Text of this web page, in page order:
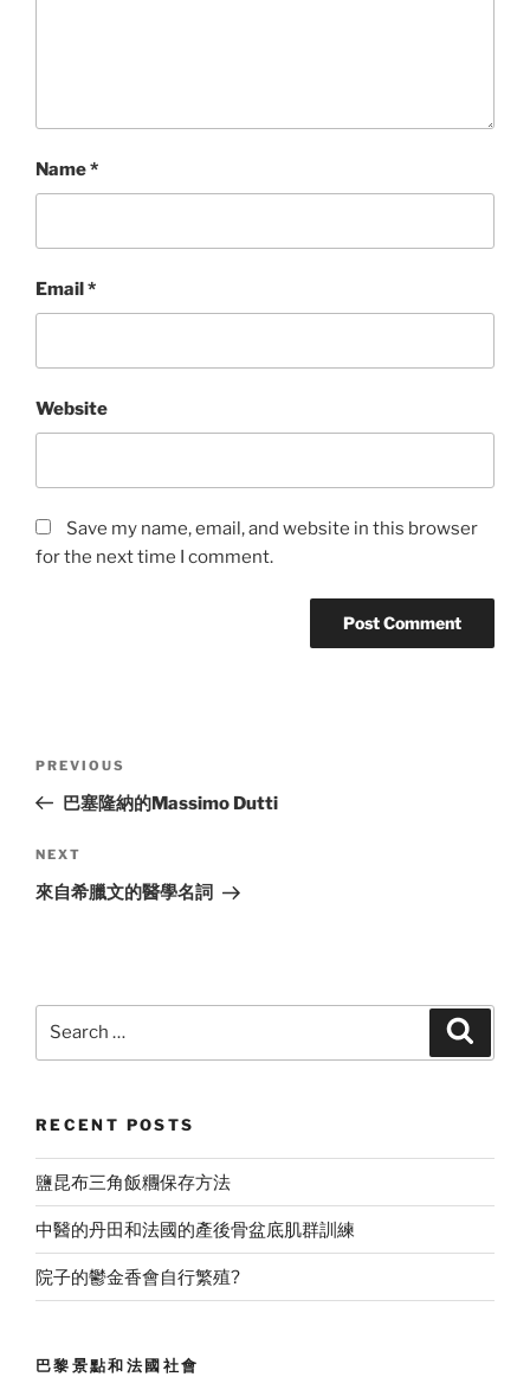
Name*
Email*
Website
Save my name, email, and website in this browser
for the next time I comment.
Previous
Post
PREVIOUS
巴塞隆納的Massimo Dutti
Next
Post
NEXT
來自希臘文的醫學名詞
RECENT POSTS
鹽昆布三角飯糰保存方法
中醫的丹田和法國的產後骨盆底肌群訓練
院子的鬱金香會自行繁殖?
巴黎景點和法國社會